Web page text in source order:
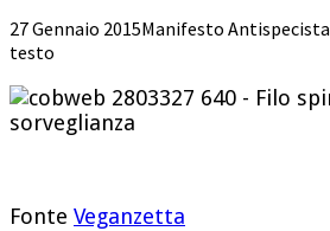
27 Gennaio 2015Manifesto Antispecista
testo
Fonte Veganzetta